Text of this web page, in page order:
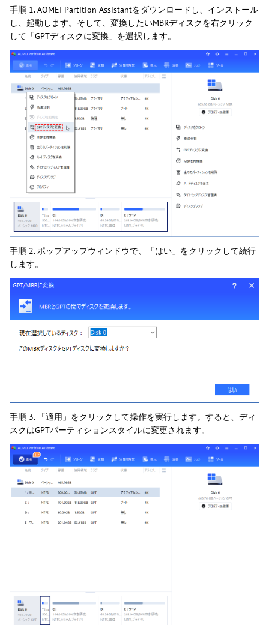
手順 1. AOMEI Partition Assistantをダウンロードし、インストール
し、起動します。そして、変換したいMBRディスクを右クリック
して「GPTディスクに変換」を選択します。
手順 2. ポップアップウィンドウで、「はい」をクリックして続行
します。
手順 3. 「適用」をクリックして操作を実行します。すると、ディ
スクはGPTパーティションスタイルに変更されます。